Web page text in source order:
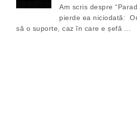
Am scris despre
pierde ea niciodată:
să o suporte, caz în care e șefă ...